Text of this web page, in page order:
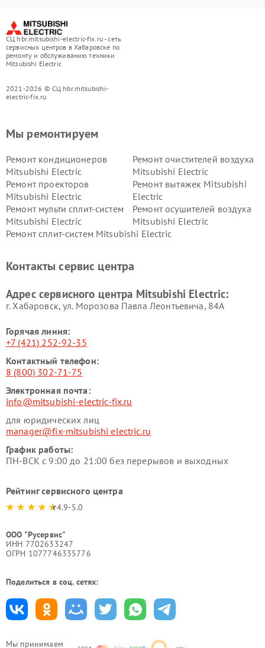
СЦ hbr.mitsubishi-electric-fix.ru - сеть
сервисных центров в Хабаровске по
ремонту и обслуживанию техники
Mitsubishi Electric
2021-2026 © СЦ hbr.mitsubishi-
electric-fix.ru
Мы принимаем
Мы ремонтируем
Ремонт кондиционеров
Mitsubishi Electric
Ремонт очистителей воздуха
Mitsubishi Electric
Ремонт проекторов
Mitsubishi Electric
Ремонт вытяжек Mitsubishi
Electric
Ремонт мульти сплит-систем
Mitsubishi Electric
Ремонт осушителей воздуха
Mitsubishi Electric
Ремонт сплит-систем Mitsubishi Electric
Контакты сервис центра
Адрес сервисного центра Mitsubishi Electric:
г. Хабаровск, ул. Морозова Павла Леонтьевича, 84А
Горячая линия:
+7 (421) 252-92-35
Контактный телефон:
8 (800) 302-71-75
Электронная почта:
info@mitsubishi-electric-fix.ru
для юридических лиц
manager@fix-mitsubishi electric.ru
График работы:
ПН-ВСК с 9:00 до 21:00 без перерывов и выходных
Рейтинг сервисного центра
4.9-5.0
ООО "Русервис"
ИНН 7702633247
ОГРН 1077746335776
Поделиться в соц. сетях: